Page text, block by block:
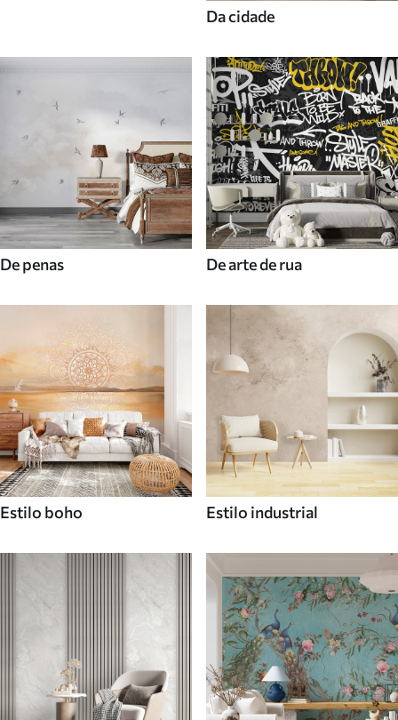
Da cidade
De penas De arte de rua
Estilo boho Estilo industrial